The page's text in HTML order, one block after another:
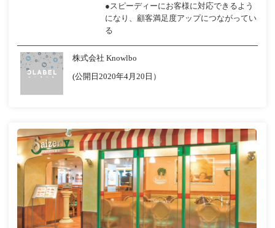
●スピーディーにお客様に対応できるよう
になり、顧客満足度アップにつながってい
る
株式会社 Knowlbo
(公開日2020年4月20日）